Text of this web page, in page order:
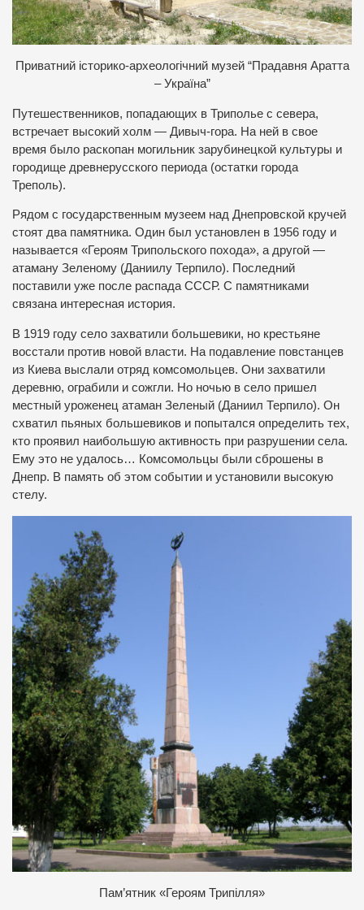
Приватний історико-археологічний музей “Прадавня Аратта
– Україна”
Путешественников, попадающих в Триполье с севера,
встречает высокий холм — Дивыч-гора. На ней в свое
время было раскопан могильник зарубинецкой культуры и
городище древнерусского периода (остатки города
Треполь).
Рядом с государственным музеем над Днепровской кручей
стоят два памятника. Один был установлен в 1956 году и
называется «Героям Трипольского похода», а другой —
атаману Зеленому (Даниилу Терпило). Последний
поставили уже после распада СССР. С памятниками
связана интересная история.
В 1919 году село захватили большевики, но крестьяне
восстали против новой власти. На подавление повстанцев
из Киева выслали отряд комсомольцев. Они захватили
деревню, ограбили и сожгли. Но ночью в село пришел
местный уроженец атаман Зеленый (Даниил Терпило). Он
схватил пьяных большевиков и попытался определить тех,
кто проявил наибольшую активность при разрушении села.
Ему это не удалось… Комсомольцы были сброшены в
Днепр. В память об этом событии и установили высокую
стелу.
Пам’ятник «Героям Трипілля»